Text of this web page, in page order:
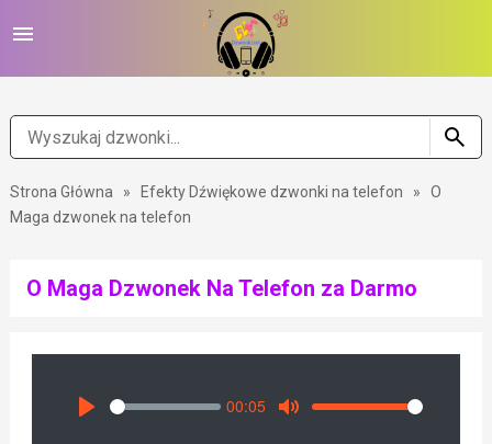
Strona Główna » Efekty Dźwiękowe dzwonki na telefon »
O
Maga dzwonek na telefon
O Maga Dzwonek Na Telefon za Darmo
Seek
00:05
Volume